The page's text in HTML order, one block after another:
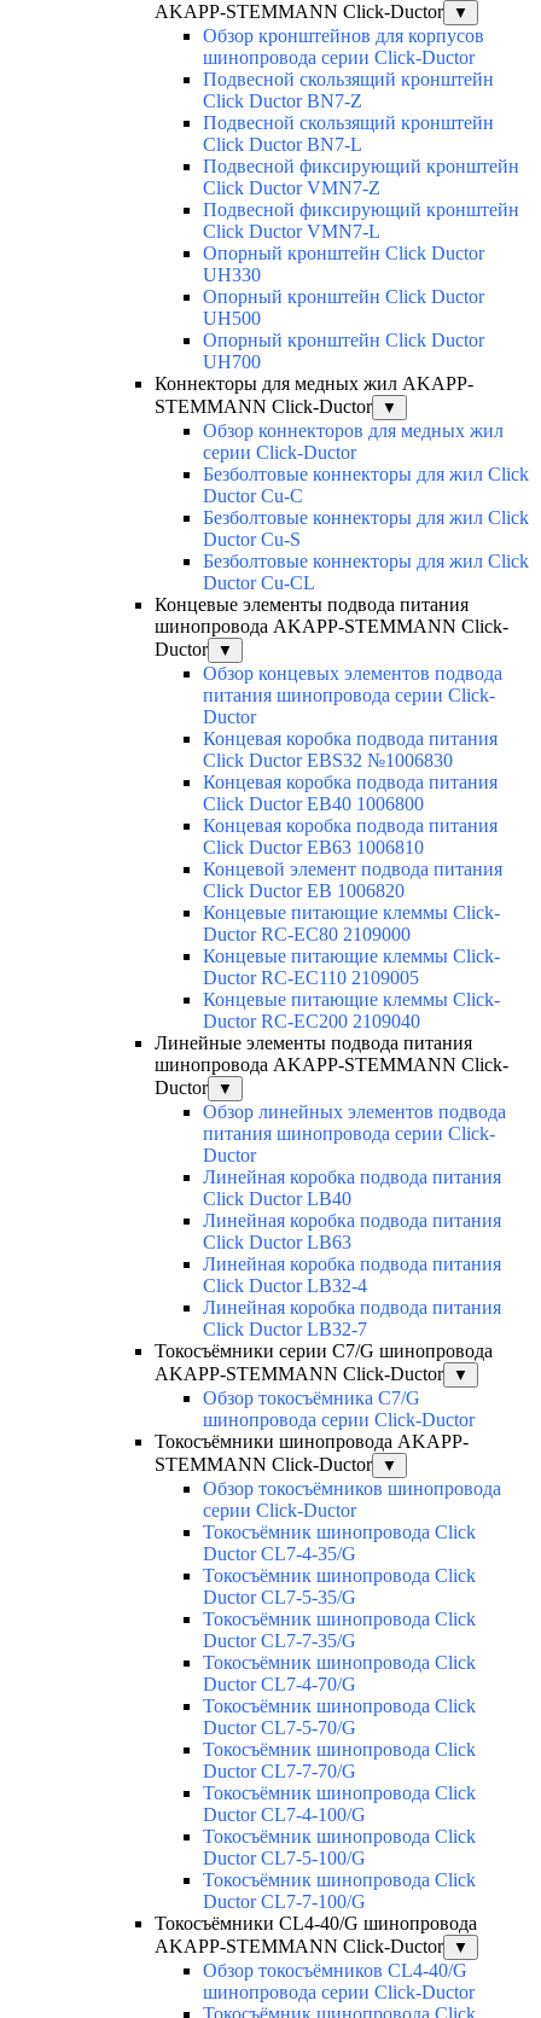
AKAPP-STEMMANN Click-Ductor
▼
Обзор кронштейнов для корпусов
шинопровода серии Click-Ductor
Подвесной скользящий кронштейн
Click Ductor BN7-Z
Подвесной скользящий кронштейн
Click Ductor BN7-L
Подвесной фиксирующий кронштейн
Click Ductor VMN7-Z
Подвесной фиксирующий кронштейн
Click Ductor VMN7-L
Опорный кронштейн Click Ductor
UH330
Опорный кронштейн Click Ductor
UH500
Опорный кронштейн Click Ductor
UH700
Коннекторы для медных жил AKAPP-
STEMMANN Click-Ductor
▼
Обзор коннекторов для медных жил
серии Click-Ductor
Безболтовые коннекторы для жил Click
Ductor Cu-C
Безболтовые коннекторы для жил Click
Ductor Cu-S
Безболтовые коннекторы для жил Click
Ductor Cu-CL
Концевые элементы подвода питания
шинопровода AKAPP-STEMMANN Click-
Ductor
▼
Обзор концевых элементов подвода
питания шинопровода серии Click-
Ductor
Концевая коробка подвода питания
Click Ductor EBS32 №1006830
Концевая коробка подвода питания
Click Ductor EB40 1006800
Концевая коробка подвода питания
Click Ductor EB63 1006810
Концевой элемент подвода питания
Click Ductor EB 1006820
Концевые питающие клеммы Click-
Ductor RC-EC80 2109000
Концевые питающие клеммы Click-
Ductor RC-EC110 2109005
Концевые питающие клеммы Click-
Ductor RC-EC200 2109040
Линейные элементы подвода питания
шинопровода AKAPP-STEMMANN Click-
Ductor
▼
Обзор линейных элементов подвода
питания шинопровода серии Click-
Ductor
Линейная коробка подвода питания
Click Ductor LB40
Линейная коробка подвода питания
Click Ductor LB63
Линейная коробка подвода питания
Click Ductor LB32-4
Линейная коробка подвода питания
Click Ductor LB32-7
Токосъёмники серии С7/G шинопровода
AKAPP-STEMMANN Click-Ductor
▼
Обзор токосъёмника С7/G
шинопровода серии Click-Ductor
Токосъёмники шинопровода AKAPP-
STEMMANN Click-Ductor
▼
Обзор токосъёмников шинопровода
серии Click-Ductor
Токосъёмник шинопровода Click
Ductor CL7-4-35/G
Токосъёмник шинопровода Click
Ductor CL7-5-35/G
Токосъёмник шинопровода Click
Ductor CL7-7-35/G
Токосъёмник шинопровода Click
Ductor CL7-4-70/G
Токосъёмник шинопровода Click
Ductor CL7-5-70/G
Токосъёмник шинопровода Click
Ductor CL7-7-70/G
Токосъёмник шинопровода Click
Ductor CL7-4-100/G
Токосъёмник шинопровода Click
Ductor CL7-5-100/G
Токосъёмник шинопровода Click
Ductor CL7-7-100/G
Токосъёмники СL4-40/G шинопровода
AKAPP-STEMMANN Click-Ductor
▼
Обзор токосъёмников СL4-40/G
шинопровода серии Click-Ductor
Токосъёмник шинопровода Click